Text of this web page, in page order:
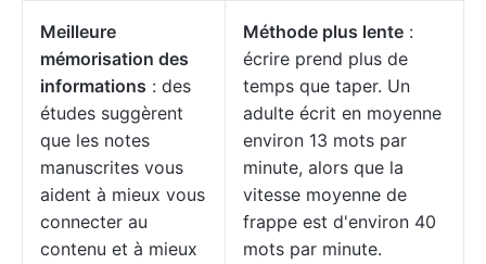
Meilleure
mémorisation des
informations : des
études suggèrent
que les notes
manuscrites vous
aident à mieux vous
connecter au
contenu et à mieux
Méthode plus lente :
écrire prend plus de
temps que taper. Un
adulte écrit en moyenne
environ 13 mots par
minute, alors que la
vitesse moyenne de
frappe est d'environ 40
mots par minute.